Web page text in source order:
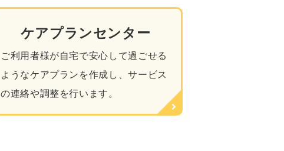
ケアプランセンター
ご利用者様が自宅で安心して過ごせる
ようなケアプランを作成し、サービス
の連絡や調整を行います。